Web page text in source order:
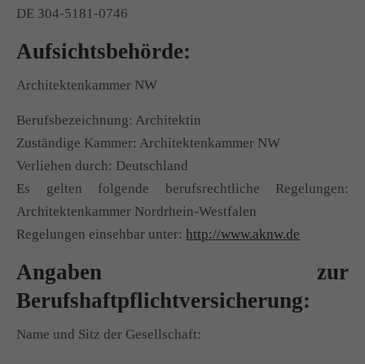
DE 304-5181-0746
Aufsichtsbehörde:
Architektenkammer NW
Berufsbezeichnung: Architektin
Zuständige Kammer: Architektenkammer NW
Verliehen durch: Deutschland
Es gelten folgende berufsrechtliche Regelungen:
Architektenkammer Nordrhein-Westfalen
Regelungen einsehbar unter: http://www.aknw.de
Angaben zur
Berufshaftpflichtversicherung:
Name und Sitz der Gesellschaft: